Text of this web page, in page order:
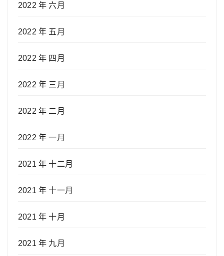
2022 年 六月
2022 年 五月
2022 年 四月
2022 年 三月
2022 年 二月
2022 年 一月
2021 年 十二月
2021 年 十一月
2021 年 十月
2021 年 九月